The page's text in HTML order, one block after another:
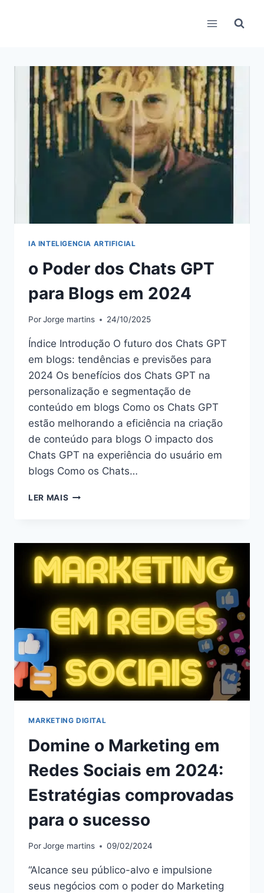
IA INTELIGENCIA ARTIFICIAL
o Poder dos Chats GPT
para Blogs em 2024
PorJorge martins 24/10/2025
Índice Introdução O futuro dos Chats GPT
em blogs: tendências e previsões para
2024 Os benefícios dos Chats GPT na
personalização e segmentação de
conteúdo em blogs Como os Chats GPT
estão melhorando a eficiência na criação
de conteúdo para blogs O impacto dos
Chats GPT na experiência do usuário em
blogs Como os Chats…
LER MAIS
GPT
PARA
BLOGS
EM
MARKETING DIGITAL
Domine o Marketing em
Redes Sociais em 2024:
Estratégias comprovadas
para o sucesso
PorJorge martins 09/02/2024
“Alcance seu público-alvo e impulsione
seus negócios com o poder do Marketing